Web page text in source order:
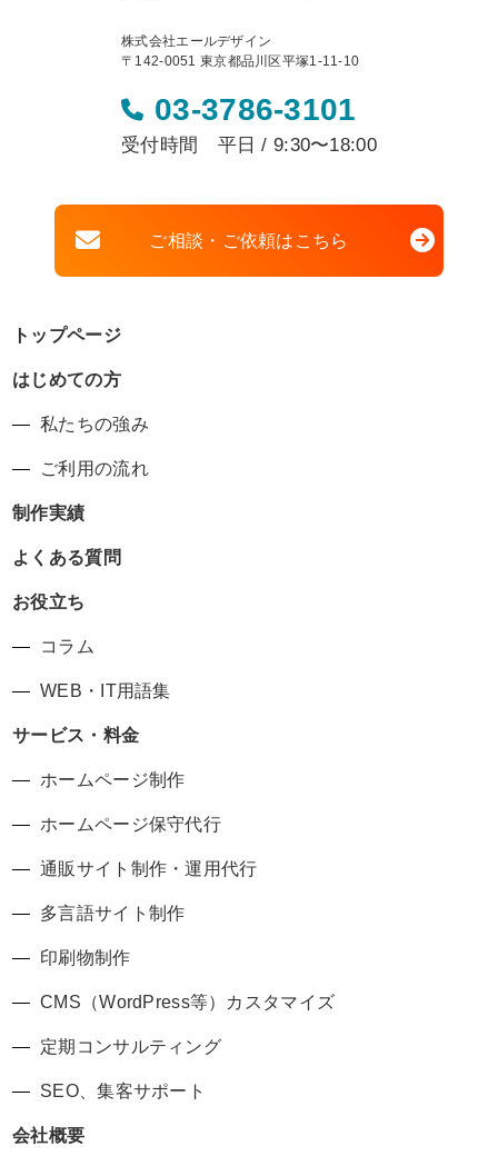
株式会社エールデザイン
〒142-0051 東京都品川区平塚1-11-10
03-3786-3101
受付時間 平日 / 9:30〜18:00
ご相談・ご依頼はこちら
トップページ
はじめての方
私たちの強み
ご利用の流れ
制作実績
よくある質問
お役立ち
コラム
WEB・IT用語集
サービス・料金
ホームページ制作
ホームページ保守代行
通販サイト制作・運用代行
多言語サイト制作
印刷物制作
CMS（WordPress等）カスタマイズ
定期コンサルティング
SEO、集客サポート
会社概要